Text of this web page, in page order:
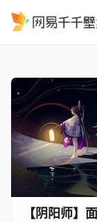
【阴阳师】